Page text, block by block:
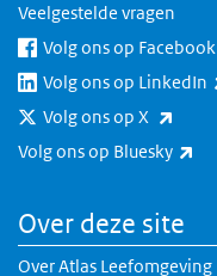
Veelgestelde vragen
Volg ons op Facebook
Volg ons op LinkedIn
Volg ons op X
Volg ons op Bluesky
Over deze site
Over Atlas Leefomgeving